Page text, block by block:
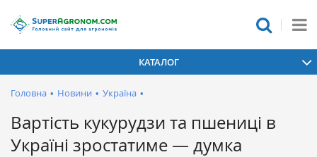
КАТАЛОГ
Головна • Новини • Україна •
Вартість кукурудзи та пшениці в
Україні зростатиме — думка